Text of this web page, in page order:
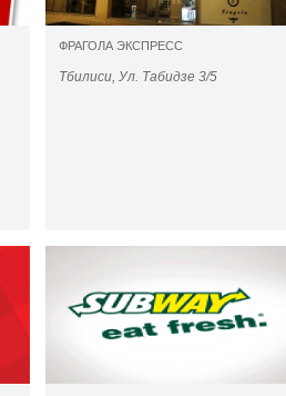
ФРАГОЛА ЭКСПРЕСС
Тбилиси, Ул. Табидзе 3/5